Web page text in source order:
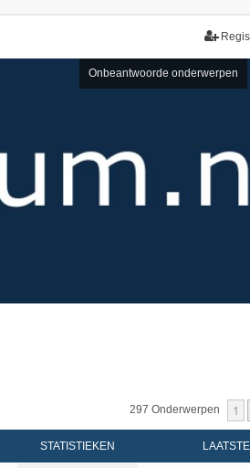
Onbeantwoorde onderwerpen
297 Onderwerpen 1
STATISTIEKEN